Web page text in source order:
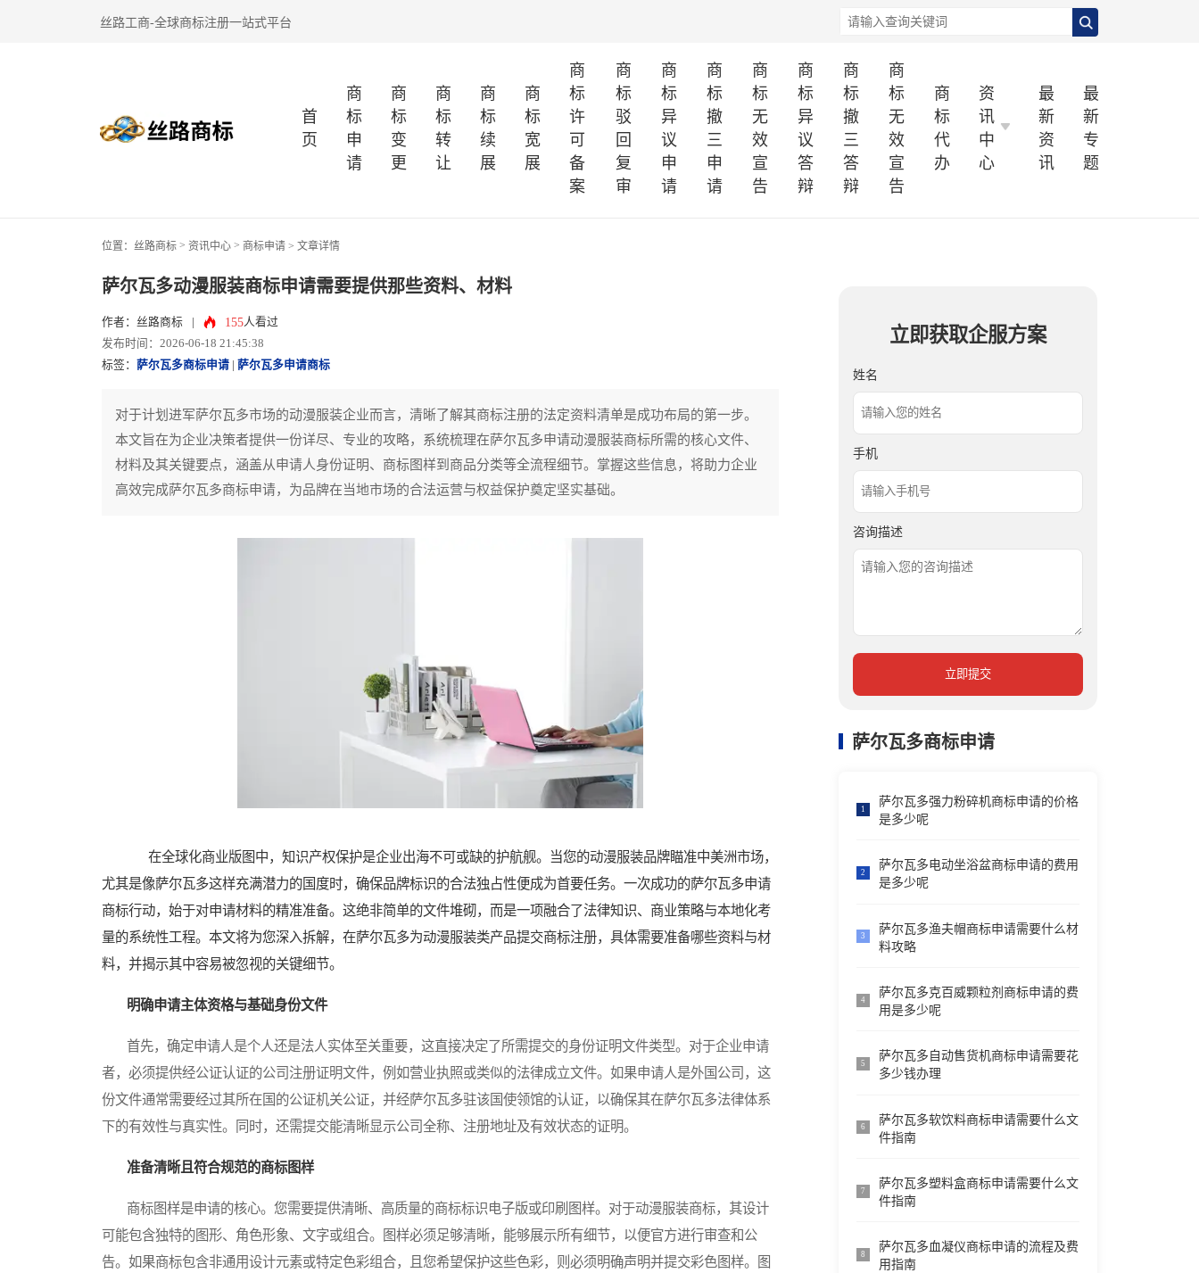
丝路工商-全球商标注册一站式平台
首
页
商
标
申
请
商
标
变
更
商
标
转
让
商
标
续
展
商
标
宽
展
商
标
许
可
备
案
商
标
驳
回
复
审
商
标
异
议
申
请
商
标
撤
三
申
请
商
标
无
效
宣
告
商
标
异
议
答
辩
商
标
撤
三
答
辩
商
标
无
效
宣
告
商
标
代
办
资
讯
中
心
最
新
资
讯
最
新
专
题
位置： 丝路商标 > 资讯中心 > 商标申请 > 文章详情
萨尔瓦多动漫服装商标申请需要提供那些资料、材料
作者：丝路商标 155人看过
发布时间：2026-06-18 21:45:38
标签： 萨尔瓦多商标申请 萨尔瓦多申请商标
对于计划进军萨尔瓦多市场的动漫服装企业而言，清晰了解其商标注册的法定资料清单是成功布局的第一步。
本文旨在为企业决策者提供一份详尽、专业的攻略，系统梳理在萨尔瓦多申请动漫服装商标所需的核心文件、
材料及其关键要点，涵盖从申请人身份证明、商标图样到商品分类等全流程细节。掌握这些信息，将助力企业
高效完成萨尔瓦多商标申请，为品牌在当地市场的合法运营与权益保护奠定坚实基础。
在全球化商业版图中，知识产权保护是企业出海不可或缺的护航舰。当您的动漫服装品牌瞄准中美洲市场，
尤其是像萨尔瓦多这样充满潜力的国度时，确保品牌标识的合法独占性便成为首要任务。一次成功的萨尔瓦多申请
商标行动，始于对申请材料的精准准备。这绝非简单的文件堆砌，而是一项融合了法律知识、商业策略与本地化考
量的系统性工程。本文将为您深入拆解，在萨尔瓦多为动漫服装类产品提交商标注册，具体需要准备哪些资料与材
料，并揭示其中容易被忽视的关键细节。
明确申请主体资格与基础身份文件
首先，确定申请人是个人还是法人实体至关重要，这直接决定了所需提交的身份证明文件类型。对于企业申请
者，必须提供经公证认证的公司注册证明文件，例如营业执照或类似的法律成立文件。如果申请人是外国公司，这
份文件通常需要经过其所在国的公证机关公证，并经萨尔瓦多驻该国使领馆的认证，以确保其在萨尔瓦多法律体系
下的有效性与真实性。同时，还需提交能清晰显示公司全称、注册地址及有效状态的证明。
准备清晰且符合规范的商标图样
商标图样是申请的核心。您需要提供清晰、高质量的商标标识电子版或印刷图样。对于动漫服装商标，其设计
可能包含独特的图形、角色形象、文字或组合。图样必须足够清晰，能够展示所有细节，以便官方进行审查和公
告。如果商标包含非通用设计元素或特定色彩组合，且您希望保护这些色彩，则必须明确声明并提交彩色图样。图
立即获取企服方案
姓名
手机
咨询描述
立即提交
萨尔瓦多商标申请
1
萨尔瓦多强力粉碎机商标申请的价格
是多少呢
2
萨尔瓦多电动坐浴盆商标申请的费用
是多少呢
3
萨尔瓦多渔夫帽商标申请需要什么材
料攻略
4
萨尔瓦多克百威颗粒剂商标申请的费
用是多少呢
5
萨尔瓦多自动售货机商标申请需要花
多少钱办理
6
萨尔瓦多软饮料商标申请需要什么文
件指南
7
萨尔瓦多塑料盒商标申请需要什么文
件指南
8
萨尔瓦多血凝仪商标申请的流程及费
用指南